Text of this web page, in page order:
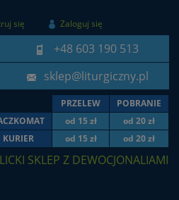
się Zaloguj się
+48 603 190 513
sklep@liturgiczny.pl
PRZELEW POBRANIE
od 15 zł od 20 zł
KURIER od 15 zł od 20 zł
SKLEP Z DEWOCJONALIAMI